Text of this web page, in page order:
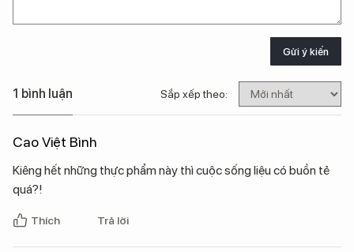
Gửi ý kiến
1 bình luận Sắp xếp theo:
Cao Việt Bình
Kiêng hết những thực phẩm này thì cuộc sống liệu có buồn tẻ
quá?!
Thích Trả lời